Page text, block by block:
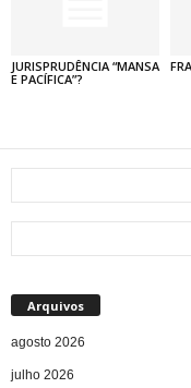
JURISPRUDÊNCIA “MANSA
E PACÍFICA”?
Arquivos
agosto 2026
julho 2026